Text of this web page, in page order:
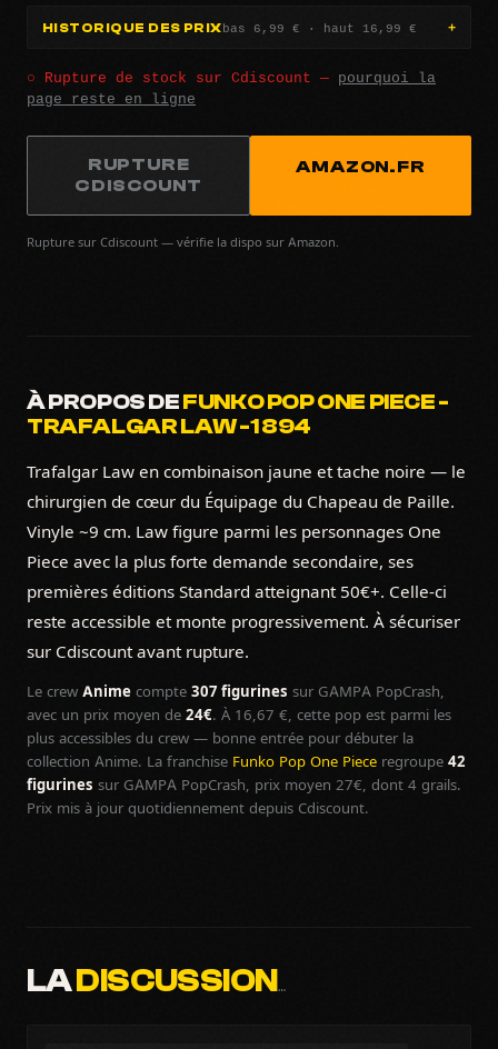
HISTORIQUE DES PRIXbas 6,99 € · haut 16,99 €
○ Rupture de stock sur Cdiscount — pourquoi la
page reste en ligne
RUPTURE
CDISCOUNT
AMAZON.FR
Rupture sur Cdiscount — vérifie la dispo sur Amazon.
À PROPOS DEFUNKO POP ONE PIECE -
TRAFALGAR LAW -1 894
Trafalgar Law en combinaison jaune et tache noire — le
chirurgien de cœur du Équipage du Chapeau de Paille.
Vinyle ~9 cm. Law figure parmi les personnages One
Piece avec la plus forte demande secondaire, ses
premières éditions Standard atteignant 50€+. Celle-ci
reste accessible et monte progressivement. À sécuriser
sur Cdiscount avant rupture.
Le crew Anime compte 307 figurines sur GAMPA PopCrash,
avec un prix moyen de 24€. À 16,67 €, cette pop est parmi les
plus accessibles du crew — bonne entrée pour débuter la
collection Anime. La franchise Funko Pop One Piece regroupe 42
figurines sur GAMPA PopCrash, prix moyen 27€, dont 4 grails.
Prix mis à jour quotidiennement depuis Cdiscount.
LADISCUSSION…